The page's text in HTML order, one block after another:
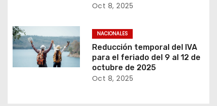
Oct 8, 2025
NACIONALES
Reducción temporal del IVA
para el feriado del 9 al 12 de
octubre de 2025
Oct 8, 2025